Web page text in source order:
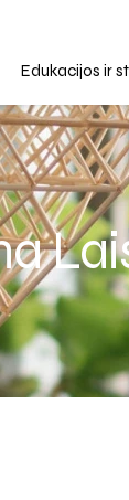
Edukacijos ir